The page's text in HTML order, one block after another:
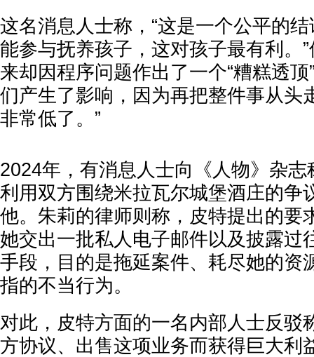
这名消息人士称，“这是一个公平的
能参与抚养孩子，这对孩子最有利。
来却因程序问题作出了一个“糟糕透顶
们产生了影响，因为再把整件事从头
非常低了。”
2024年，有消息人士向《人物》杂
利用双方围绕米拉瓦尔城堡酒庄的争
他。朱莉的律师则称，皮特提出的
她交出一批私人电子邮件以及披露
手段，目的是拖延案件、耗尽她的资
指的不当行为。
对此，皮特方面的一名内部人士反驳
方协议、出售这项业务而获得巨大利